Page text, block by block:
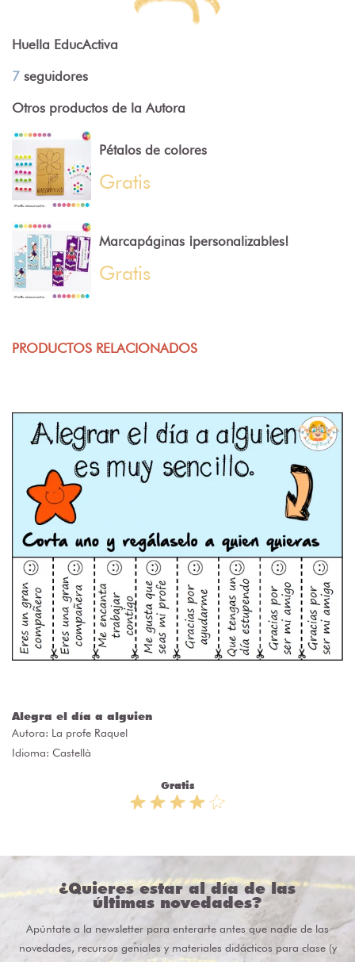
Huella EducActiva
7 seguidores
Otros productos de la Autora
Pétalos de colores
Gratis
Marcapáginas ¡personalizables!
Gratis
PRODUCTOS RELACIONADOS
Alegra el día a alguien
Autora: La profe Raquel
Idioma: Castellà
Gratis
¿Quieres estar al día de las
últimas novedades?
Apúntate a la newsletter para enterarte antes que nadie de las
novedades, recursos geniales y materiales didácticos para clase (y